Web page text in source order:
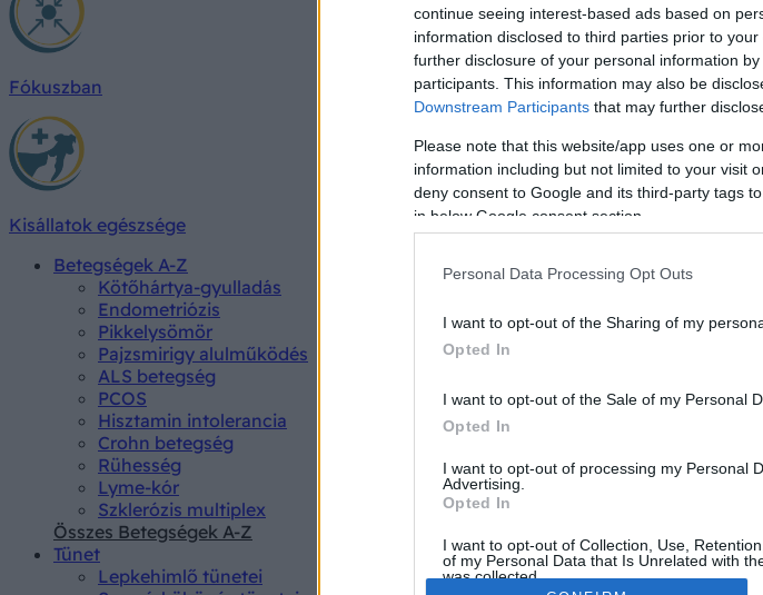
continue seeing interest-based ads based on
information disclosed to third parties prior to
further disclosure of your personal information
participants. This information may also be
Downstream Participants that may further
Please note that this website/app uses one or
information including but not limited to your visit
deny consent to Google and its third-party tags
in below Google consent section.
Personal Data Processing Opt Outs
I want to opt-out of the Sharing of my
Opted In
I want to opt-out of the Sale of my Personal
Opted In
I want to opt-out of processing my Personal
Advertising.
Opted In
I want to opt-out of Collection, Use,
of my Personal Data that Is Unrelated with
was collected.
Fókuszban
Kisállatok egészsége
Betegségek A-Z
Kötőhártya-gyulladás
Endometriózis
Pikkelysömör
Pajzsmirigy alulműködés
ALS betegség
PCOS
Hisztamin intolerancia
Crohn betegség
Rühesség
Lyme-kór
Szklerózis multiplex
Összes Betegségek A-Z
Tünet
Lepkehimlő tünetei